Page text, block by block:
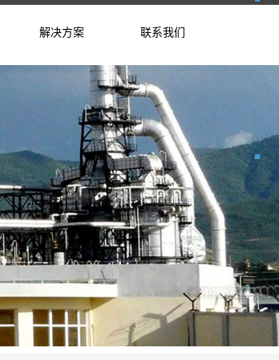
解决方案 联系我们